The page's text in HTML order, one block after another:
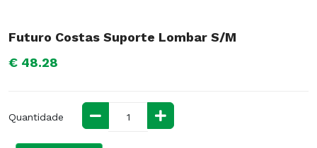
Futuro Costas Suporte Lombar S/M
€ 48.28
Quantidade